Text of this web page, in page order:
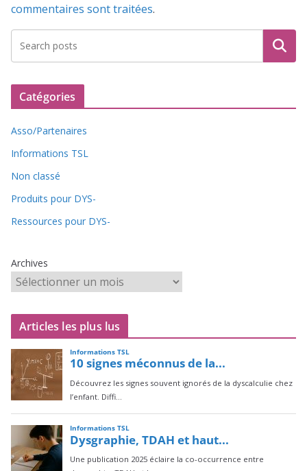
commentaires sont traitées.
Catégories
Asso/Partenaires
Informations TSL
Non classé
Produits pour DYS-
Ressources pour DYS-
Archives
Articles les plus lus